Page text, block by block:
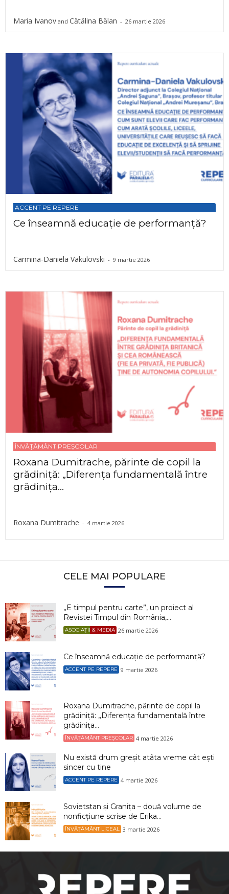
Maria Ivanov and Cătălina Bălan - 26 martie 2026
ACCENT PE REPERE
Ce înseamnă educație de performanță?
Carmina-Daniela Vakulovski - 9 martie 2026
ÎNVĂȚĂMÂNT PREȘCOLAR
Roxana Dumitrache, părinte de copil la
grădiniță: „Diferența fundamentală între
grădinița...
Roxana Dumitrache - 4 martie 2026
CELE MAI POPULARE
„E timpul pentru carte”, un proiect al
Revistei Timpul din România,...
ASOCIAȚII & MEDIA 26 martie 2026
Ce înseamnă educație de performanță?
ACCENT PE REPERE 9 martie 2026
Roxana Dumitrache, părinte de copil la
grădiniță: „Diferența fundamentală între
grădinița...
ÎNVĂȚĂMÂNT PREȘCOLAR 4 martie 2026
Nu există drum greșit atâta vreme cât ești
sincer cu tine
ACCENT PE REPERE 4 martie 2026
Sovietstan și Granița – două volume de
nonficțiune scrise de Erika...
ÎNVĂȚĂMÂNT LICEAL 3 martie 2026